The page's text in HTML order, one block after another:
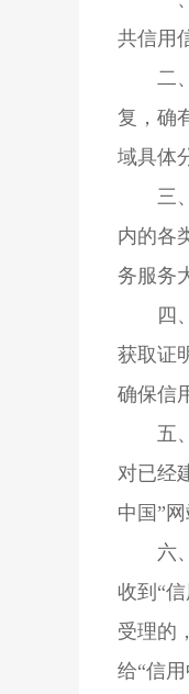
共信用
二
复，确
域具体
三
内的各
务服务
四
获取证
确保信
五
对已经
中国”
六
收到“
受理的
给“信